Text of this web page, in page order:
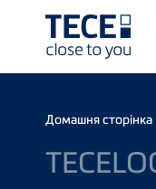
Домашня сторінка